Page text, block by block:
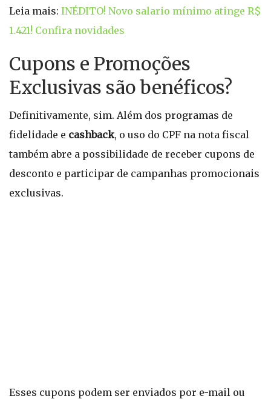
Leia mais: INÉDITO! Novo salario mínimo atinge R$
1.421! Confira novidades
Cupons e Promoções
Exclusivas são benéficos?
Definitivamente, sim. Além dos programas de
fidelidade e cashback, o uso do CPF na nota fiscal
também abre a possibilidade de receber cupons de
desconto e participar de campanhas promocionais
exclusivas.
Esses cupons podem ser enviados por e-mail ou